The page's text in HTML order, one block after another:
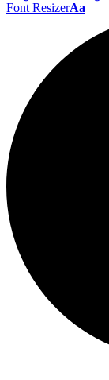
Font ResizerAa